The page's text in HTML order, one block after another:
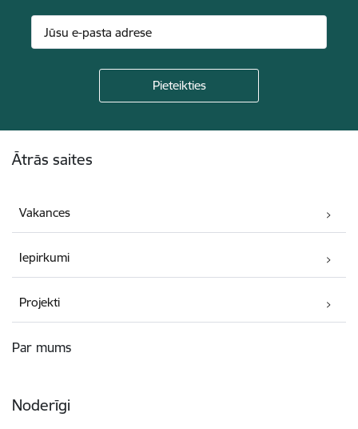
Ātrās saites
Vakances
Iepirkumi
Projekti
Par mums
Noderīgi